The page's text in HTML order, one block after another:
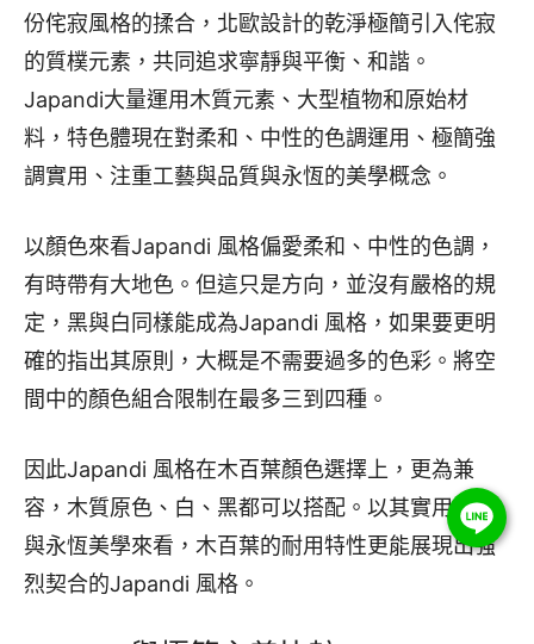
份侘寂風格的揉合，北歐設計的乾淨極簡引入侘寂
的質樸元素，共同追求寧靜與平衡、和諧。
Japandi大量運用木質元素、大型植物和原始材
料，特色體現在對柔和、中性的色調運用、極簡強
調實用、注重工藝與品質與永恆的美學概念。
以顏色來看Japandi 風格偏愛柔和、中性的色調，
有時帶有大地色。但這只是方向，並沒有嚴格的規
定，黑與白同樣能成為Japandi 風格，如果要更明
確的指出其原則，大概是不需要過多的色彩。將空
間中的顏色組合限制在最多三到四種。
因此Japandi 風格在木百葉顏色選擇上，更為兼
容，木質原色、白、黑都可以搭配。以其實用角度
與永恆美學來看，木百葉的耐用特性更能展現出強
烈契合的Japandi 風格。